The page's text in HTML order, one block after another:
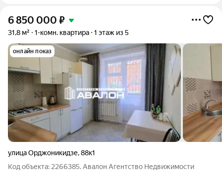
6 850 000 ₽
31,8 м² 1-комн. квартира 1 этаж из 5
онлайн показ
улица Орджоникидзе,88к1
Код объекта: 2266385. Авалон Агентство Недвижимости